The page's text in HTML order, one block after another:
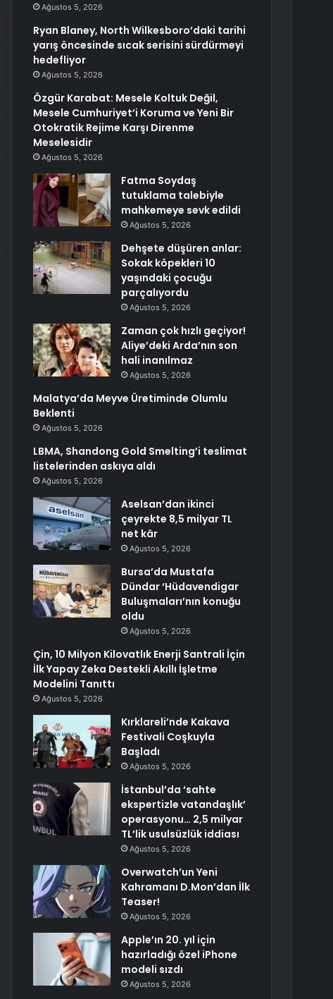
Ağustos 5, 2026
Ryan Blaney, North Wilkesboro’daki tarihi
yarış öncesinde sıcak serisini sürdürmeyi
hedefliyor
Ağustos 5, 2026
Özgür Karabat: Mesele Koltuk Değil,
Mesele Cumhuriyet’i Koruma ve Yeni Bir
Otokratik Rejime Karşı Direnme
Meselesidir
Ağustos 5, 2026
Fatma Soydaş
tutuklama talebiyle
mahkemeye sevk edildi
Ağustos 5, 2026
Dehşete düşüren anlar:
Sokak köpekleri 10
yaşındaki çocuğu
parçalıyordu
Ağustos 5, 2026
Zaman çok hızlı geçiyor!
Aliye’deki Arda’nın son
hali inanılmaz
Ağustos 5, 2026
Malatya’da Meyve Üretiminde Olumlu
Beklenti
Ağustos 5, 2026
LBMA, Shandong Gold Smelting’i teslimat
listelerinden askıya aldı
Ağustos 5, 2026
Aselsan’dan ikinci
çeyrekte 8,5 milyar TL
net kâr
Ağustos 5, 2026
Bursa’da Mustafa
Dündar ‘Hüdavendigar
Buluşmaları’nın konuğu
oldu
Ağustos 5, 2026
Çin, 10 Milyon Kilovatlık Enerji Santrali İçin
İlk Yapay Zeka Destekli Akıllı İşletme
Modelini Tanıttı
Ağustos 5, 2026
Kırklareli’nde Kakava
Festivali Coşkuyla
Başladı
Ağustos 5, 2026
İstanbul’da ‘sahte
ekspertizle vatandaşlık’
operasyonu… 2,5 milyar
TL’lik usulsüzlük iddiası
Ağustos 5, 2026
Overwatch’un Yeni
Kahramanı D.Mon’dan İlk
Teaser!
Ağustos 5, 2026
Apple’ın 20. yıl için
hazırladığı özel iPhone
modeli sızdı
Ağustos 5, 2026